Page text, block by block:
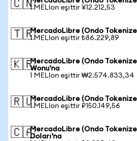
🇨🇳1 MELIon eşittir ¥12.212,53
🇹🇷MercadoLibre (Ondo
1 MELIon eşittir ₺86.229,89
🇰🇷MercadoLibre (Ondo
Wonu'na
1 MELIon eşittir ₩2.574.833,34
🇷🇺MercadoLibre (Ondo
1 MELIon eşittir ₽150.149,56
🇨🇦MercadoLibre (Ondo
Doları'na